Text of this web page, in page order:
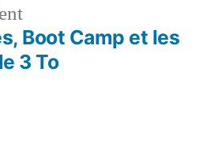
Article
précédent :
Boot Camp et les
3 To